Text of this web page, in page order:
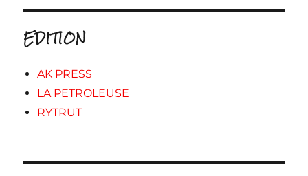
EDITION
AK PRESS
LA PETROLEUSE
RYTRUT